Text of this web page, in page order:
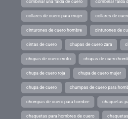
combinar una falda de cuero combinar falda
collares de cuero para mujer collares de
cinturones de cuero hombre cinturones de
cintas de cuero chupas de cuero zara
chupas de cuero moto chupas de cuero
chupa de cuero roja chupa de cuero mujer
chupa de cuero chumpas de cuero para
chompas de cuero para hombre chaquetas
chaquetas para hombres de cuero